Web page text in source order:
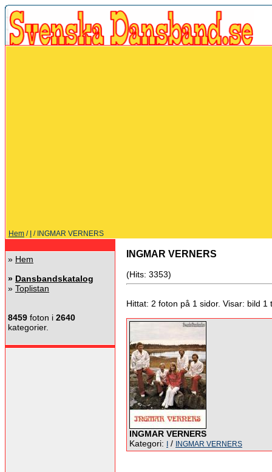
Hem / / INGMAR VERNERS
» Hem
» Dansbandskatalog
» Toplistan
8459 foton i 2640
kategorier.
INGMAR VERNERS
(Hits: 3353)
Hittat: 2 foton på 1 sidor. Visar: bild 1
INGMAR VERNERS
Kategori:
/ INGMAR VERNERS